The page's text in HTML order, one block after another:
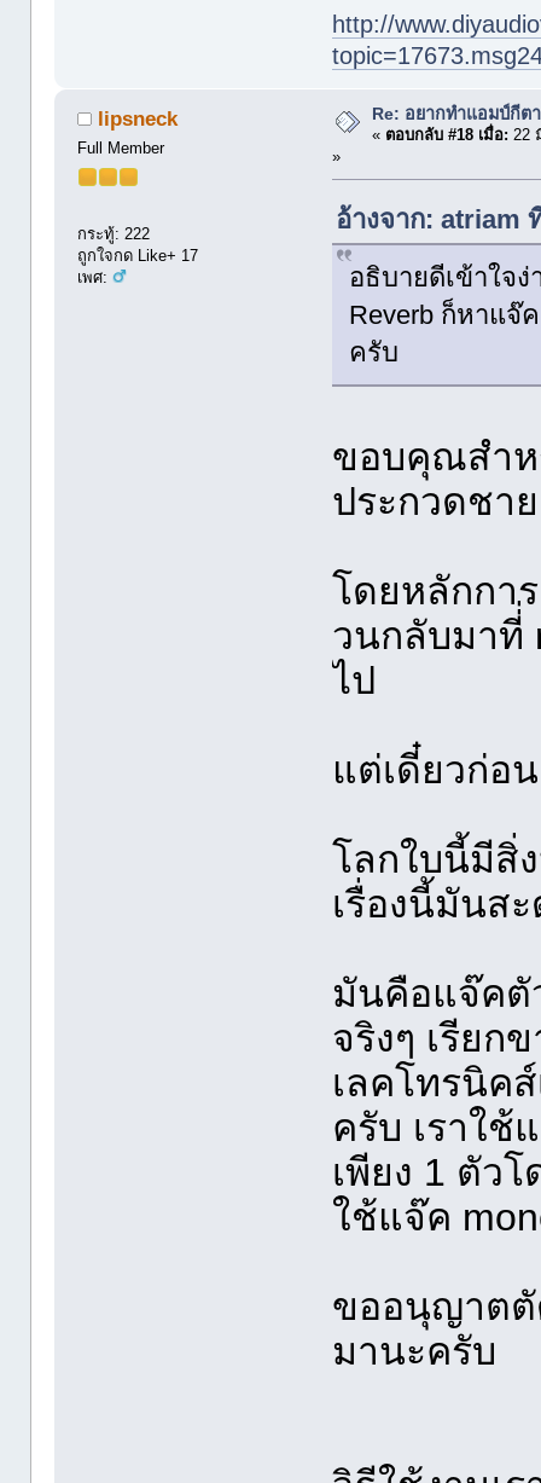
http://
lipsneck
Full Member
กระทู้: 222
ถูกใจกด Like+ 17
เพศ:
Re: อยากทำแอมป์กีต
« ตอบกลับ #18 เมื่อ: 22
»
อ้างจาก: atriam
อธิบายดีเข้าใจ
Reverb ก็หาแจ๊
ครับ
ขอบคุณสำห
ประกวดชา
โดยหลักกา
วนกลับมาที่่
ไป
แต่เดี๋ยวก่อ
โลกใบนี้มีสิ่
เรื่องนี้มันส
มันคือแจ๊คตั
จริงๆ เรียก
เลคโทรนิค
ครับ เราใช้
เพียง 1 ตัว
ใช้แจ๊ค
ขออนุญาตตั
มานะครับ